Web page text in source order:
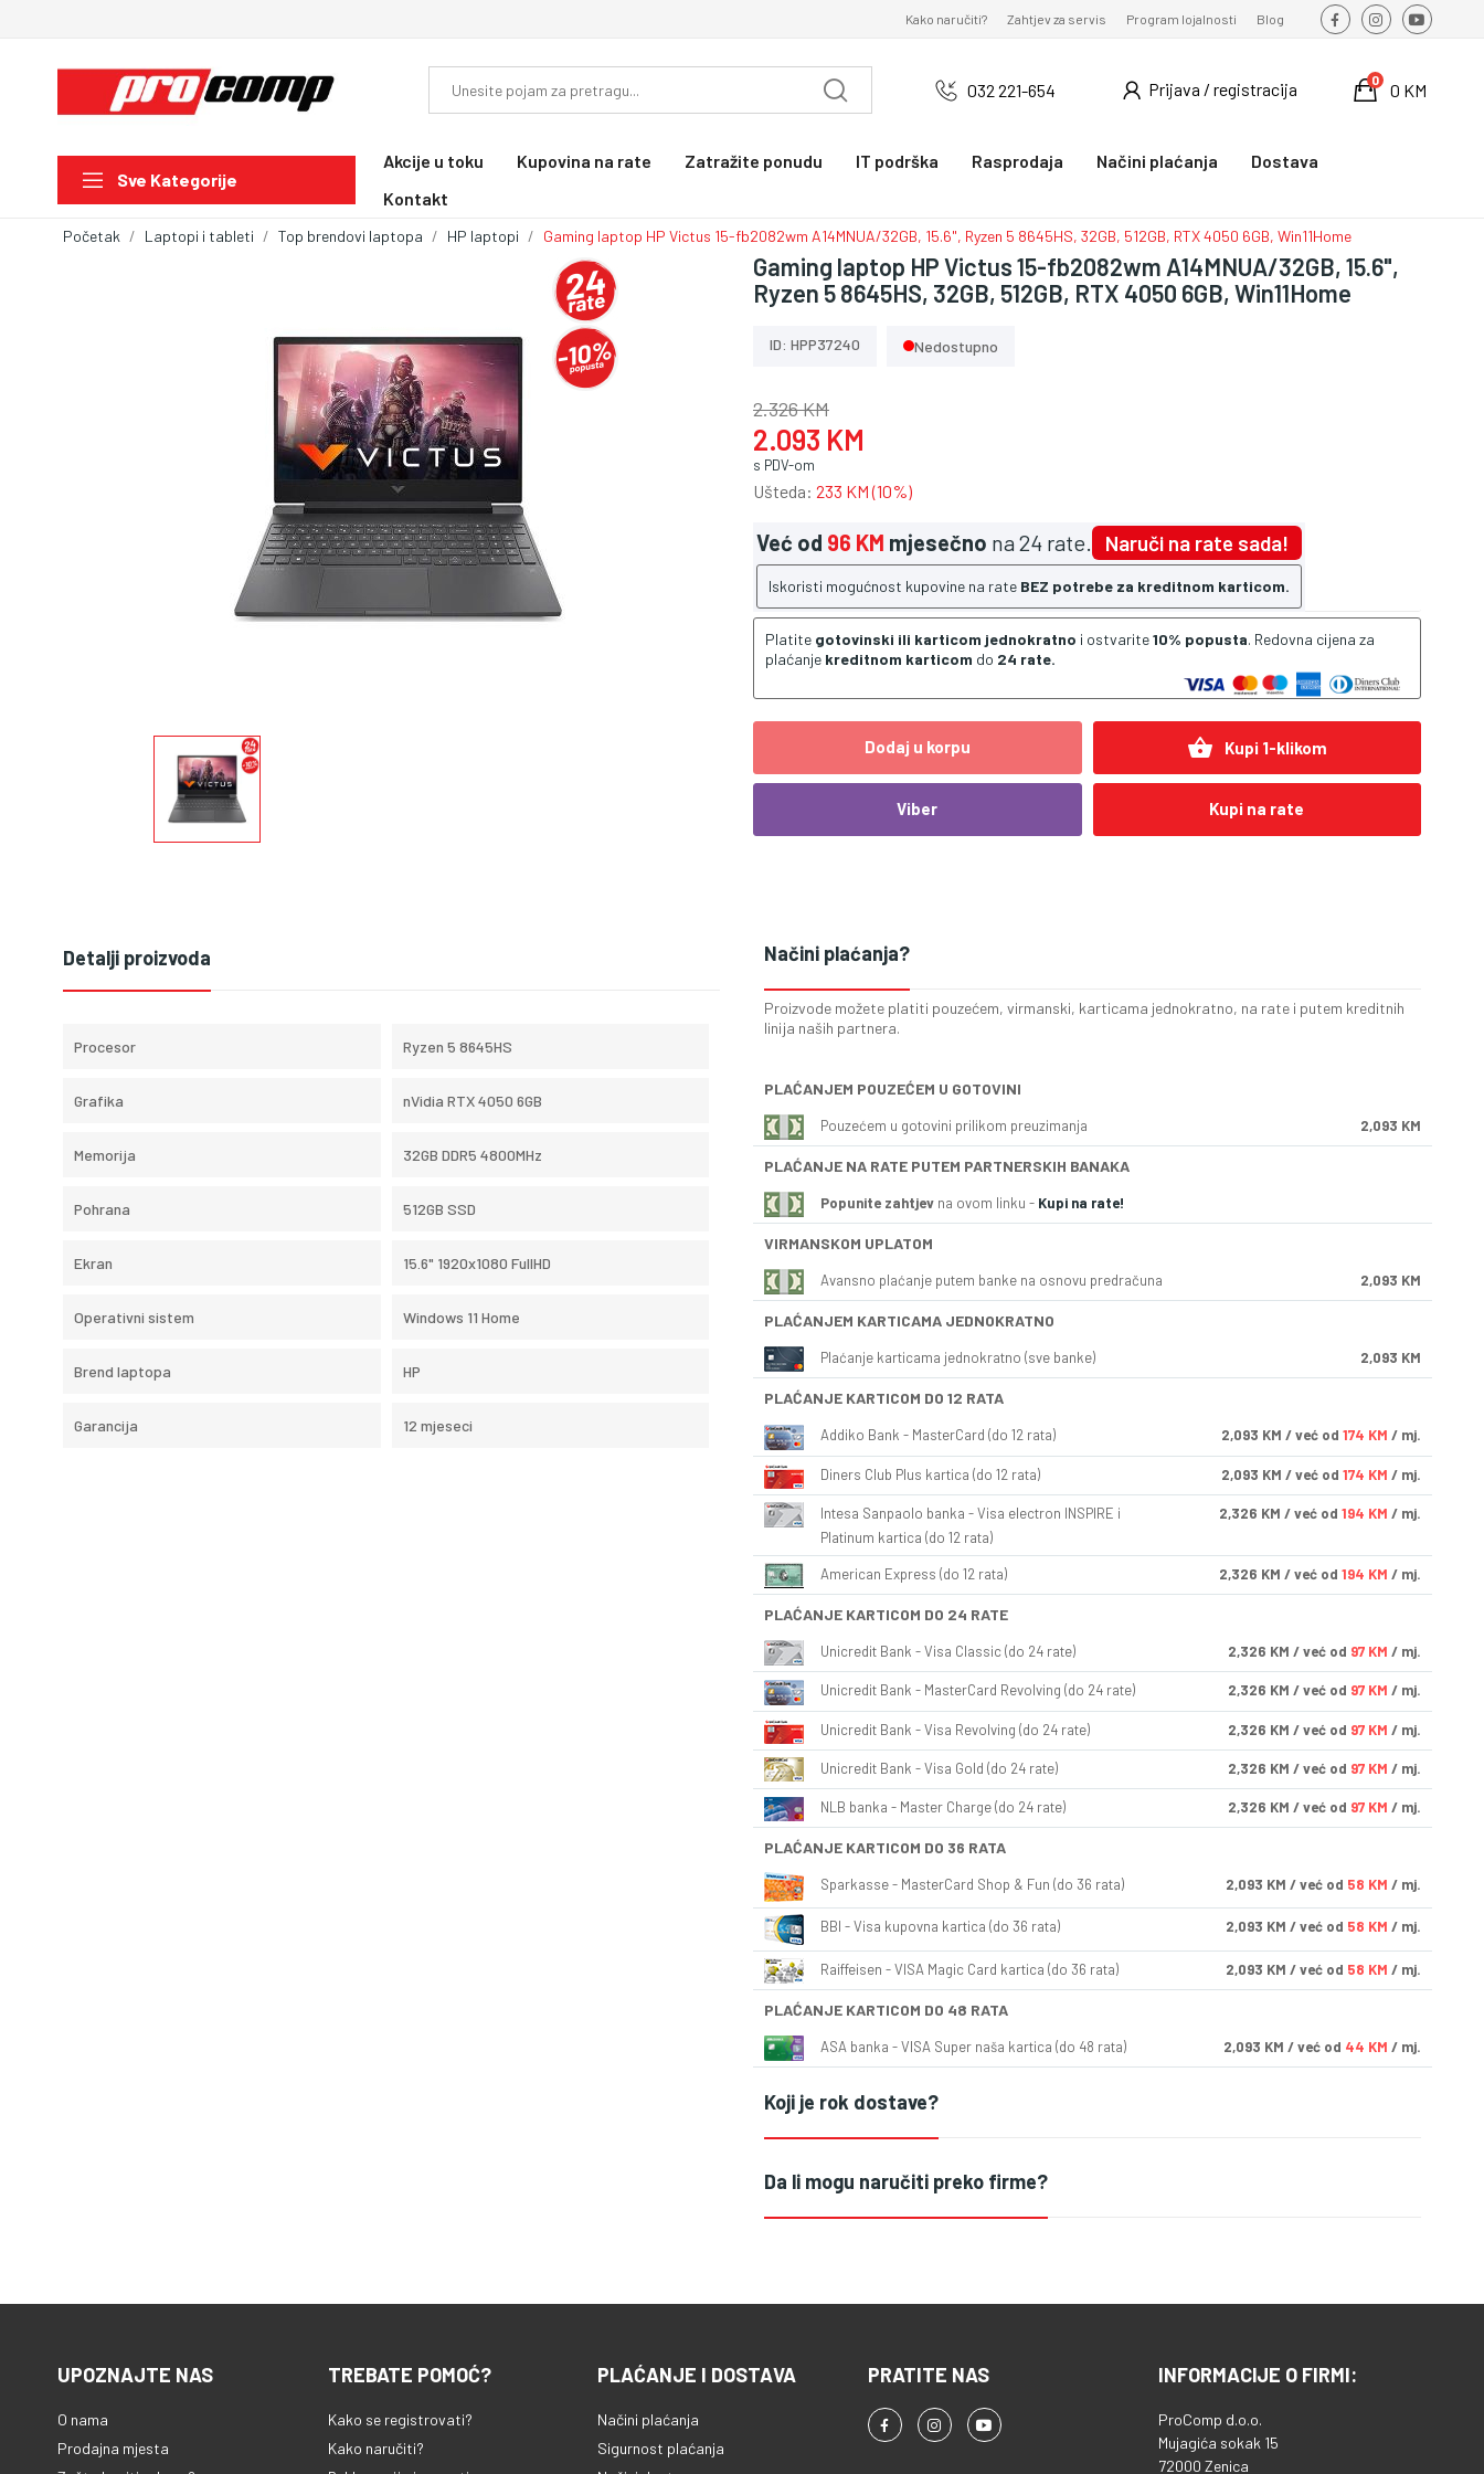
Kako naručiti? Zahtjev za servis Program lojalnosti Blog
032 221-654 Prijava / registracija 0 KM
0
Sve Kategorije
Akcije u toku Kupovina na rate Zatražite ponudu IT podrška Rasprodaja Načini plaćanja
Dostava
Kontakt
Početak Laptopi i tableti Top brendovi laptopa HP laptopi Gaming laptop HP Victus 15-fb2082wm A14MNUA/32GB, 15.6", Ryzen 5 8645HS, 32GB, 512GB, RTX 4050 6GB, Win11Home
Gaming laptop HP Victus 15-fb2082wm A14MNUA/32GB, 15.6",
Ryzen 5 8645HS, 32GB, 512GB, RTX 4050 6GB, Win11Home
ID: HPP37240 Nedostupno
2.326 KM
2.093 KM
s PDV-om
Ušteda: 233 KM (10%)
Već od 96 KM mjesečno na 24 rate. Naruči na rate sada!
Iskoristi mogućnost kupovine na rate BEZ potrebe za kreditnom karticom.
Platite gotovinski ili karticom jednokratno i ostvarite10% popusta. Redovna cijena za
plaćanje kreditnom karticom do 24 rate.
Dodaj u korpu shopping_basket Kupi 1-klikom
Viber Kupi na rate
Detalji proizvoda
Procesor Ryzen 5 8645HS
Grafika nVidia RTX 4050 6GB
Memorija 32GB DDR5 4800MHz
Pohrana 512GB SSD
Ekran 15.6" 1920x1080 FullHD
Operativni sistem Windows 11 Home
Brend laptopa HP
Garancija 12 mjeseci
Načini plaćanja?
Proizvode možete platiti pouzećem, virmanski, karticama jednokratno, na rate i putem kreditnih
linija naših partnera.
PLAĆANJEM POUZEĆEM U GOTOVINI
Pouzećem u gotovini prilikom preuzimanja 2,093 KM
PLAĆANJE NA RATE PUTEM PARTNERSKIH BANAKA
Popunite zahtjev na ovom linku - Kupi na rate!
VIRMANSKOM UPLATOM
Avansno plaćanje putem banke na osnovu predračuna 2,093 KM
PLAĆANJEM KARTICAMA JEDNOKRATNO
Plaćanje karticama jednokratno (sve banke) 2,093 KM
PLAĆANJE KARTICOM DO 12 RATA
Addiko Bank - MasterCard (do 12 rata) 2,093 KM / već od 174 KM / mj.
Diners Club Plus kartica (do 12 rata) 2,093 KM / već od 174 KM / mj.
Intesa Sanpaolo banka - Visa electron INSPIRE i
Platinum kartica (do 12 rata)
2,326 KM / već od 194 KM / mj.
American Express (do 12 rata) 2,326 KM / već od 194 KM / mj.
PLAĆANJE KARTICOM DO 24 RATE
Unicredit Bank - Visa Classic (do 24 rate) 2,326 KM / već od 97 KM / mj.
Unicredit Bank - MasterCard Revolving (do 24 rate) 2,326 KM / već od 97 KM / mj.
Unicredit Bank - Visa Revolving (do 24 rate) 2,326 KM / već od 97 KM / mj.
Unicredit Bank - Visa Gold (do 24 rate) 2,326 KM / već od 97 KM / mj.
NLB banka - Master Charge (do 24 rate) 2,326 KM / već od 97 KM / mj.
PLAĆANJE KARTICOM DO 36 RATA
Sparkasse - MasterCard Shop & Fun (do 36 rata) 2,093 KM / već od 58 KM / mj.
BBI - Visa kupovna kartica (do 36 rata) 2,093 KM / već od 58 KM / mj.
Raiffeisen - VISA Magic Card kartica (do 36 rata) 2,093 KM / već od 58 KM / mj.
PLAĆANJE KARTICOM DO 48 RATA
ASA banka - VISA Super naša kartica (do 48 rata) 2,093 KM / već od 44 KM / mj.
Koji je rok dostave?
Da li mogu naručiti preko firme?
UPOZNAJTE NAS
O nama
Prodajna mjesta
TREBATE POMOĆ?
Kako se registrovati?
Kako naručiti?
PLAĆANJE I DOSTAVA
Načini plaćanja
Sigurnost plaćanja
PRATITE NAS INFORMACIJE O FIRMI:
ProComp d.o.o.
Mujagića sokak 15
72000 Zenica